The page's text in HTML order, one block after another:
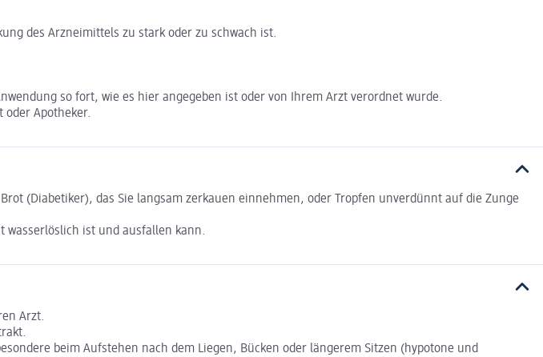
des Arzneimittels zu stark oder zu schwach ist.
so fort, wie es hier angegeben ist oder von Ihrem Arzt verordnet wurde.
oder Apotheker.
(Diabetiker), das Sie langsam zerkauen einnehmen, oder Tropfen unverdünnt auf die Zunge
wasserlöslich ist und ausfallen kann.
Arzt.
beim Aufstehen nach dem Liegen, Bücken oder längerem Sitzen (hypotone und